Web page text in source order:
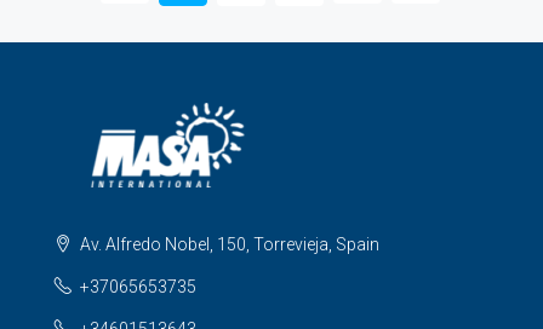
Av. Alfredo Nobel, 150, Torrevieja, Spain
+37065653735